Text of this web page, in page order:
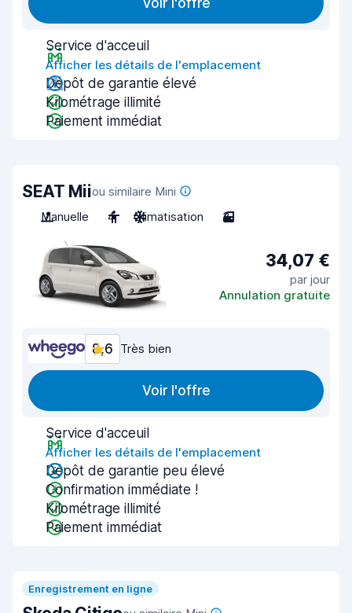
Voir l'offre
Service d'acceuil
Afficher les détails de l'emplacement
Dépôt de garantie élevé
Kilométrage illimité
Paiement immédiat
SEAT Miiou similaire Mini
Manuelle
4 Climatisation 3
34,07 €
par jour
Annulation gratuite
8,6 Très bien
Voir l'offre
Service d'acceuil
Afficher les détails de l'emplacement
Dépôt de garantie peu élevé
Confirmation immédiate !
Kilométrage illimité
Paiement immédiat
Enregistrement en ligne